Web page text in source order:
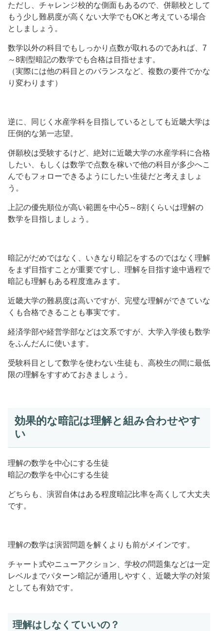
ただし、チャレンジ校的な側面もあるので、併願校として
もう少し難易度が高くない大学でもOKと考えている場合
としましょう。
数学以外の科目でもしっかり点数が取れるのであれば、7
～8割型暗記の数学でも合格は目指せます。
（実際には他の科目とのバランスなど、複数の要件でかな
り変わります）
逆に、同じく水産学科を目指しているとしても近畿大学は
圧倒的な第一志望。
併願校は受験するけど、絶対に近畿大学の水産学科に合格
したい、もしくは数学で点数を稼いで他の科目が多少へこ
んでもフォローできるようにしたい生徒だと考えましょ
う。
上記の優先順位が高い範囲を中心5～8割くらいは理解の
数学を目指しましょう。
暗記がだめではなく、いきなり暗記をするのではなく理解
をまず目指すことが重要ですし、理解を目指す途中過程で
暗記も理解もある程度進みます。
近畿大学の難易度は高いですが、完璧な理解ができていな
くも合格できることも事実です。
経済学部や経営学部などは文系ですが、大学入学後も数学
をふんだんに使います。
受験科目として数学を使わない生徒も、高校生の間に最低
限の理解をすすめておきましょう。
効果的な暗記は理解と組み合わせやす
い
理解の数学を中心にする生徒
暗記の数学を中心にする生徒
どちらも、演習自体はある程度暗記比率を高くして大丈夫
です。
理解の数学は演習問題を解くよりも前がメインです。
チャート式やニューアクション、学校の問題集などは一定
レベルまでパターン暗記が通用しやすく、近畿大学の対策
としても有効です。
理解はしなくていいの？